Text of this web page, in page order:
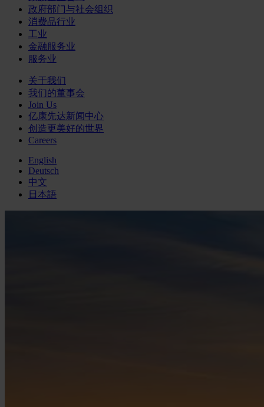
政府部门与社会组织
消费品行业
工业
金融服务业
服务业
关于我们
我们的董事会
Join Us
亿康先达新闻中心
创造更美好的世界
Careers
English
Deutsch
中文
日本語